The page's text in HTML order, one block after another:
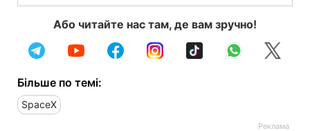
Або читайте нас там, де вам зручно!
Більше по темі:
SpaceX